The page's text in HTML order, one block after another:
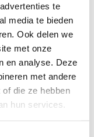
te
media te bieden
Ook delen we
met onze
en analyse. Deze
met andere
die ze hebben
hun services.
prijs?
in